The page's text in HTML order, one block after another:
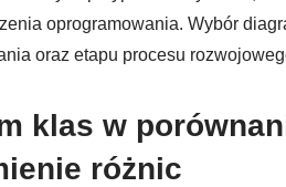
oprogramowania. Wybór
oraz etapu procesu
klas w
różnic